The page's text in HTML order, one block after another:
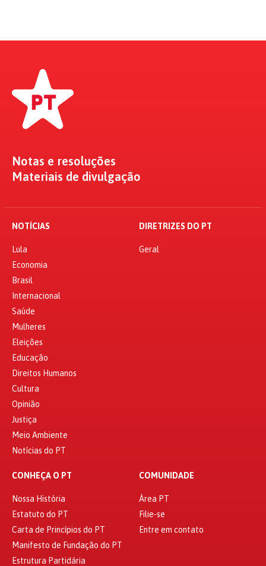
Notas e resoluções
Materiais de divulgação
NOTÍCIAS
Lula
Economia
Brasil
Internacional
Saúde
Mulheres
Eleições
Educação
Direitos Humanos
Cultura
Opinião
Justiça
Meio Ambiente
Notícias do PT
DIRETRIZES DO PT
Geral
CONHEÇA O PT
Nossa História
Estatuto do PT
Carta de Princípios do PT
Manifesto de Fundação do PT
Estrutura Partidária
COMUNIDADE
Área PT
Filie-se
Entre em contato